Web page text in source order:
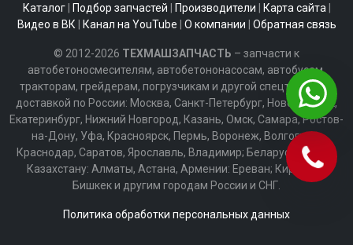
Каталог| Подбор запчастей Производители Карта сайта
Видео в ВК
Канал на YouTube О компании Обратная связь
© 2012-2026 ТЕХМАШЗАПЧАСТЬ – запчасти к
автобетоносмесителям, автобетононасосам, автобусам,
тракторам, грейдерам, погрузчикам и другой спецтехнике с
доставкой по России: Москва, Санкт-Петербург, Новосибирск,
Екатеринбург, Нижний Новгород, Казань, Омск, Самара, Ростов-
на-Дону, Уфа, Красноярск, Пермь, Воронеж, Волгоград,
Краснодар, Саратов, Ярославль, Владимир; Беларуси: Минск;
Казахстану: Алматы, Астана, Армении: Ереван; Киргизии:
Бишкек и другим городам России и СНГ.
Политика обработки персональных данных